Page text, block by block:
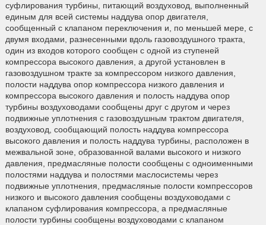
суфлирования турбины, питающий воздуховод, выполненный
единым для всей системы наддува опор двигателя,
сообщенный с клапаном переключения и, по меньшей мере, с
двумя входами, разнесенными вдоль газовоздушного тракта,
один из входов которого сообщен с одной из ступеней
компрессора высокого давления, а другой установлен в
газовоздушном тракте за компрессором низкого давления,
полости наддува опор компрессора низкого давления и
компрессора высокого давления и полость наддува опор
турбины воздуховодами сообщены друг с другом и через
подвижные уплотнения с газовоздушным трактом двигателя,
воздуховод, сообщающий полость наддува компрессора
высокого давления и полость наддува турбины, расположен в
межвальной зоне, образованной валами высокого и низкого
давления, предмасляные полости сообщены с одноименными
полостями наддува и полостями маслосистемы через
подвижные уплотнения, предмасляные полости компрессоров
низкого и высокого давления сообщены воздуховодами с
клапаном суфлирования компрессора, а предмасляные
полости турбины сообщены воздуховодами с клапаном